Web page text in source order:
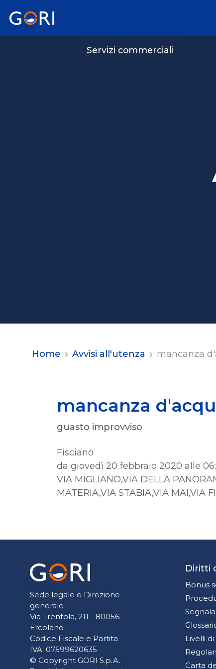
Servizi commerciali
Home Avvisi all'utenza mancanza
mancanza
guasto improvviso
Fisciano
da giovedì 20 febbraio 2020 alle
VIA MIGLIANO,VIA DELLA
MATERIA,VIA STABIA,VIA MAI,VIA
Sede legale e Direzione
generale
Via Trentola, 211 - 80056
Ercolano
Codice Fiscale e Partita
IVA: 07599620635
© Copyright GORI S.p.A.
Diritti
Bonus
Livelli
Carta